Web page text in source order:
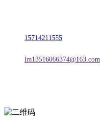
15714211555
lm13516066374@163.com